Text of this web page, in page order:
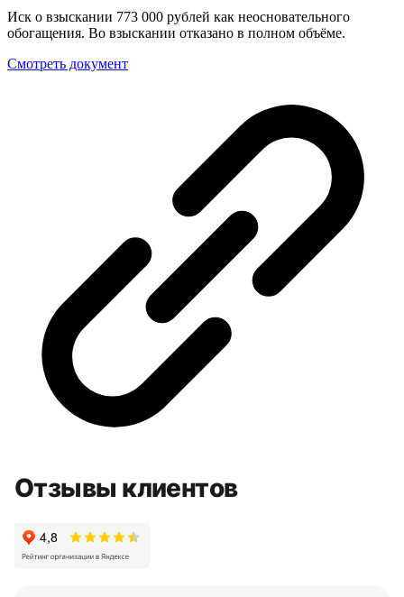
Иск о взыскании 773 000 рублей как неосновательного
обогащения. Во взыскании отказано в полном объёме.
Смотреть документ
Отзывы клиентов